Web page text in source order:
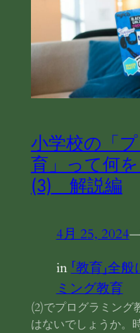
小学校の「
育」って何
(3) 解説編
4月 25, 2024—
in 「教育」全
ミング教育
(2)でプログラミング
はないでしょうか。